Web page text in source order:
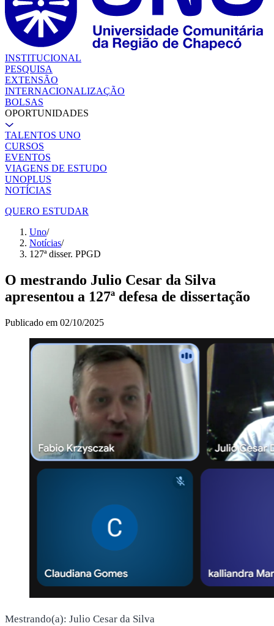
INSTITUCIONAL
PESQUISA
EXTENSÃO
INTERNACIONALIZAÇÃO
BOLSAS
OPORTUNIDADES
TALENTOS UNO
CURSOS
EVENTOS
VIAGENS DE ESTUDO
UNOPLUS
NOTÍCIAS
QUERO ESTUDAR
Uno/
Notícias/
127ª disser. PPGD
O mestrando Julio Cesar da Silva
apresentou a 127ª defesa de dissertação
Publicado em 02/10/2025
Mestrando(a): Julio Cesar da Silva